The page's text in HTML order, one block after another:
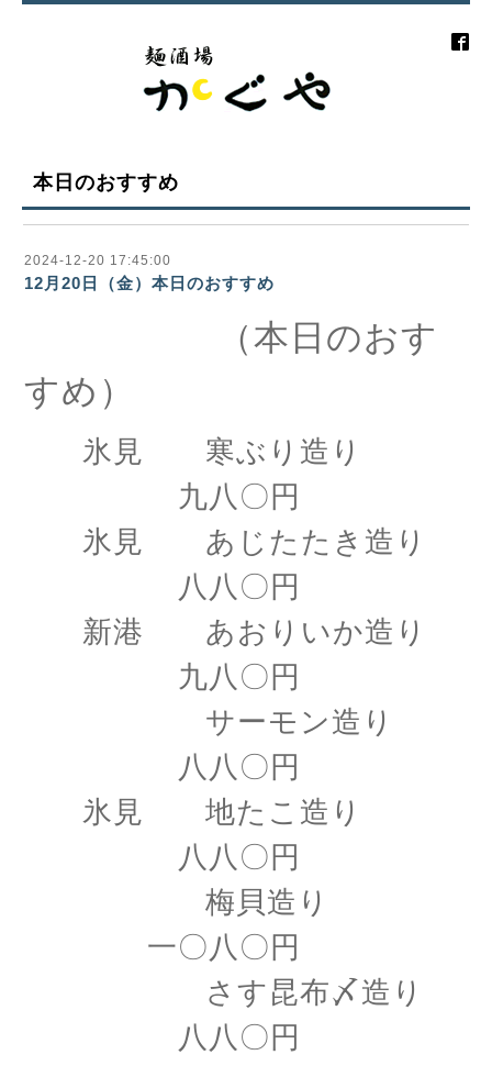
本日のおすすめ
2024-12-20 17:45:00
12月20日（金）本日のおすすめ
（本日のおす
すめ）
氷見 寒ぶり造り
九八〇円
氷見 あじたたき造り
八八〇円
新港 あおりいか造り
九八〇円
サーモン造り
八八〇円
氷見 地たこ造り
八八〇円
梅貝造り
一〇八〇円
さす昆布〆造り
八八〇円